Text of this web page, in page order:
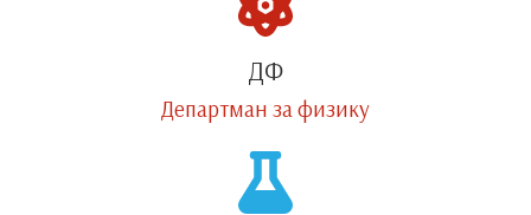
ДФ
Департман за физику